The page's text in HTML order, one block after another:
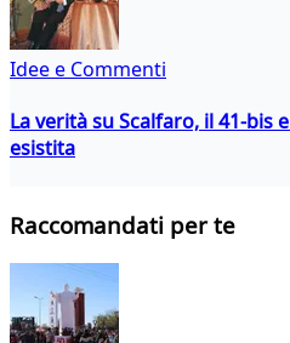
Idee e Commenti
La verità su Scalfaro, il 41-bis
esistita
Raccomandati per te